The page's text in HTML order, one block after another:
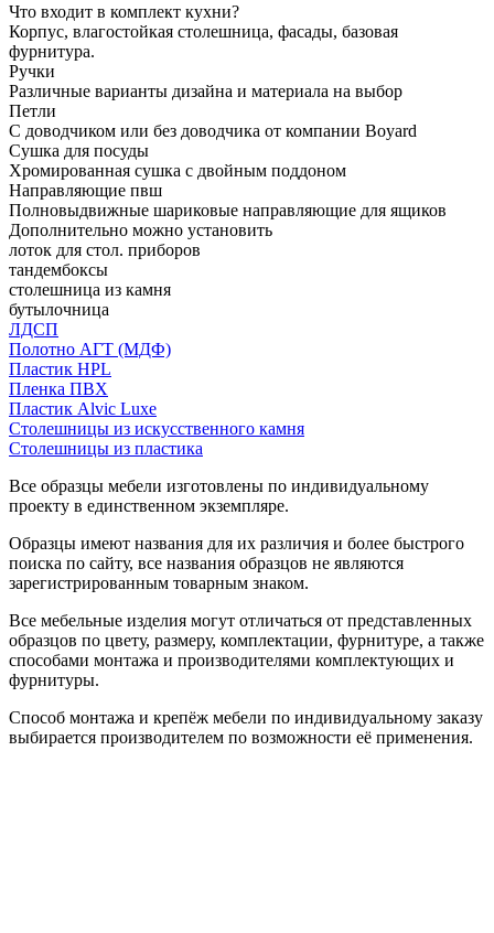
Что входит в комплект кухни?
Корпус, влагостойкая столешница, фасады, базовая
фурнитура.
Ручки
Различные варианты дизайна и материала на выбор
Петли
С доводчиком или без доводчика от компании Boyard
Сушка для посуды
Хромированная сушка с двойным поддоном
Направляющие пвш
Полновыдвижные шариковые направляющие для ящиков
Дополнительно можно установить
лоток для стол. приборов
тандембоксы
столешница из камня
бутылочница
ЛДСП
Полотно АГТ (МДФ)
Пластик HPL
Пленка ПВХ
Пластик Alvic Luxe
Столешницы из искусственного камня
Столешницы из пластика
Все образцы мебели изготовлены по индивидуальному
проекту в единственном экземпляре.
Образцы имеют названия для их различия и более быстрого
поиска по сайту, все названия образцов не являются
зарегистрированным товарным знаком.
Все мебельные изделия могут отличаться от представленных
образцов по цвету, размеру, комплектации, фурнитуре, а также
способами монтажа и производителями комплектующих и
фурнитуры.
Способ монтажа и крепёж мебели по индивидуальному заказу
выбирается производителем по возможности её применения.